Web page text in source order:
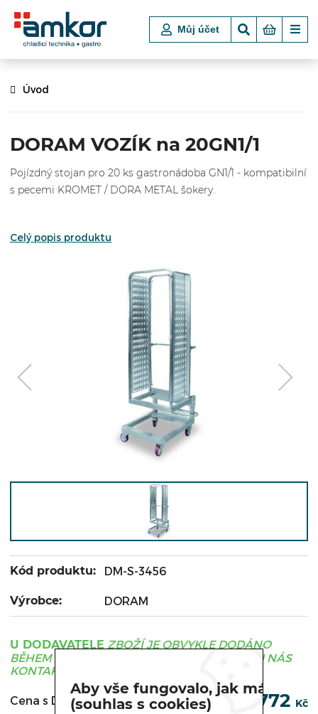
Můj účet
Úvod
DORAM VOZÍK na 20GN1/1
Pojízdný stojan pro 20 ks gastronádoba GN1/1 - kompatibilní
s pecemi KROMET / DORA METAL šokery.
Celý popis produktu
Kód produktu: DM-S-3456
Výrobce: DORAM
U DODAVATELE ZBOŽÍ JE OBVYKLE DODÁNO
BĚHEM 3 - 21 DNÍ, PRO UPŘESNĚNÍ TERMÍNU NÁS
KONTAKTUJTE.
Cena s DPH: 44 772 Kč
Aby vše fungovalo, jak má
(souhlas s cookies)